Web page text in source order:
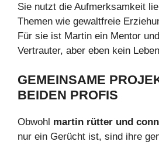
Sie nutzt die Aufmerksamkeit
Themen wie gewaltfreie
Für sie ist Martin ein Mentor
Vertrauter, aber eben kein
GEMEINSAME
BEIDEN PROFIS
Obwohl martin rütter und
nur ein Gerücht ist, sind ihre